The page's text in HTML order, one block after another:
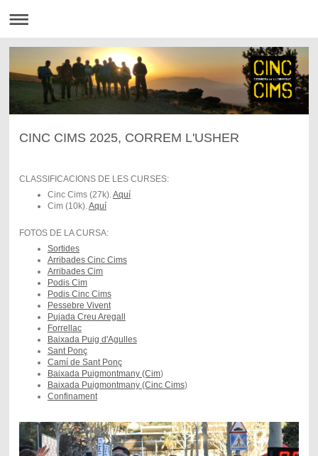
CINC CIMS 2025, CORREM L'USHER
CLASSIFICACIONS DE LES CURSES:
Cinc Cims (27k). Aquí
Cim (10k). Aquí
FOTOS DE LA CURSA:
Sortides
Arribades Cinc Cims
Arribades Cim
Podis Cim
Podis Cinc Cims
Pessebre Vivent
Pujada Creu Aregall
Forrellac
Baixada Puig d'Agulles
Sant Ponç
Camí de Sant Ponç
Baixada Puigmontmany (Cim)
Baixada Puigmontmany (Cinc Cims)
Confinament